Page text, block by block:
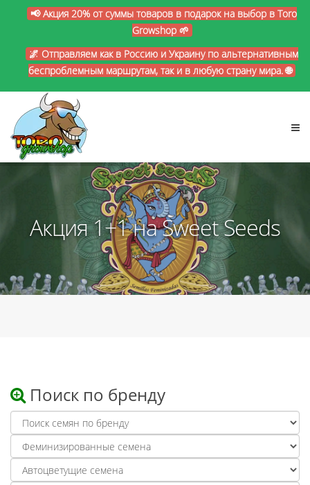
📢 Акция 20% от суммы товаров в подарок на выбор в Toro
Growshop 🌱
🌌 Отправляем как в Россию и Украину по альтернативным
беспроблемным маршрутам, так и в любую страну мира. 🌐
Акция 1+1 на Sweet Seeds
Поиск по бренду